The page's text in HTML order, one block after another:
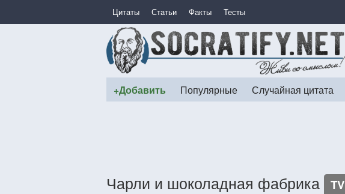
Цитаты Статьи Факты Тесты
+Добавить Популярные Случайная цитата
Чарли и шоколадная фабрика TV